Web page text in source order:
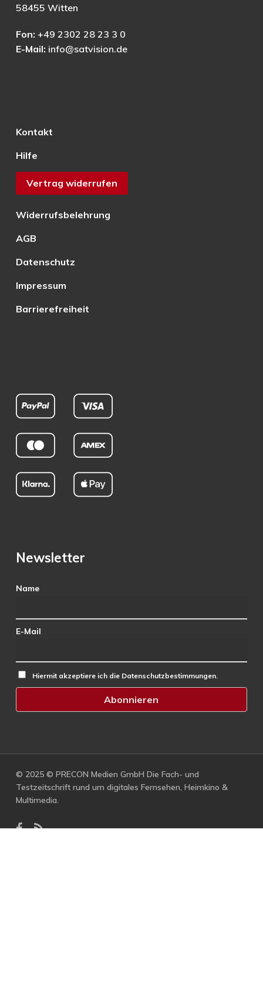
58455 Witten
Fon: +49 2302 28 23 3 0
E-Mail: info@satvision.de
Kontakt
Hilfe
Vertrag widerrufen
Widerrufsbelehrung
AGB
Datenschutz
Impressum
Barrierefreiheit
Newsletter
Name
E-Mail
Hiermit akzeptiere ich die Datenschutzbestimmungen.
© 2025 © PRECON Medien GmbH Die Fach- und
Testzeitschrift rund um digitales Fernsehen, Heimkino &
Multimedia.
facebook
RSS